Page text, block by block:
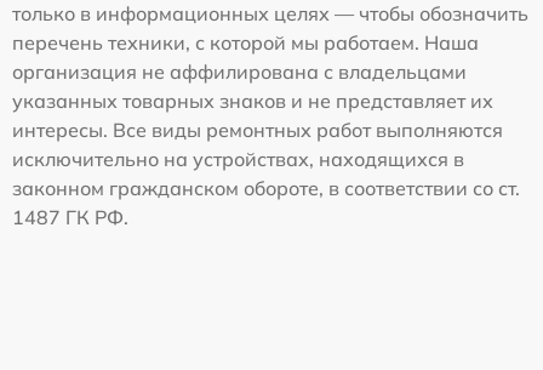
только в информационных целях — чтобы обозначить
перечень техники, с которой мы работаем. Наша
организация не аффилирована с владельцами
указанных товарных знаков и не представляет их
интересы. Все виды ремонтных работ выполняются
исключительно на устройствах, находящихся в
законном гражданском обороте, в соответствии со ст.
1487 ГК РФ.